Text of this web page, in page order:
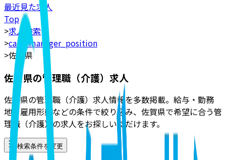
最近見た求人
Top
>求人検索
>care_manager_position
>佐賀県
佐賀県の管理職（介護）求人
佐賀県の管理職（介護）求人情報を多数掲載。給与・勤務
地・雇用形態などの条件で絞り込み、佐賀県で希望に合う管
理職（介護）の求人をお探しいただけます。
検索条件を変更